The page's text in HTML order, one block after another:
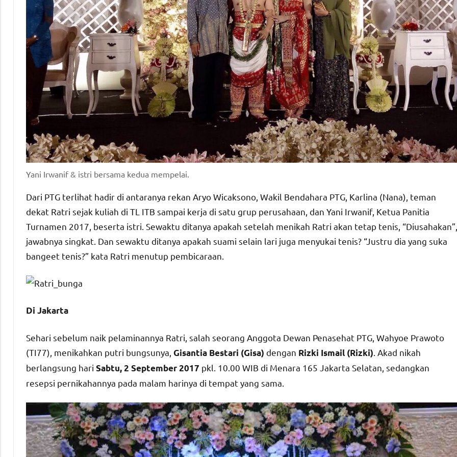
Yani Irwanif & istri bersama kedua mempelai.
Dari PTG terlihat hadir di antaranya rekan Aryo Wicaksono, Wakil Bendahara PTG, Karlina (Nana), teman
dekat Ratri sejak kuliah di TL ITB sampai kerja di satu grup perusahaan, dan Yani Irwanif, Ketua Panitia
Turnamen 2017, beserta istri. Sewaktu ditanya apakah setelah menikah Ratri akan tetap tenis, “Diusahakan”,
jawabnya singkat. Dan sewaktu ditanya apakah suami selain lari juga menyukai tenis? “Justru dia yang suka
bangeet tenis?” kata Ratri menutup pembicaraan.
Di Jakarta
Sehari sebelum naik pelaminannya Ratri, salah seorang Anggota Dewan Penasehat PTG, Wahyoe Prawoto
(TI77), menikahkan putri bungsunya, Gisantia Bestari (Gisa) dengan Rizki Ismail (Rizki) . Akad nikah
berlangsung hari Sabtu, 2 September 2017 pkl. 10.00 WIB di Menara 165 Jakarta Selatan, sedangkan
resepsi pernikahannya pada malam harinya di tempat yang sama.